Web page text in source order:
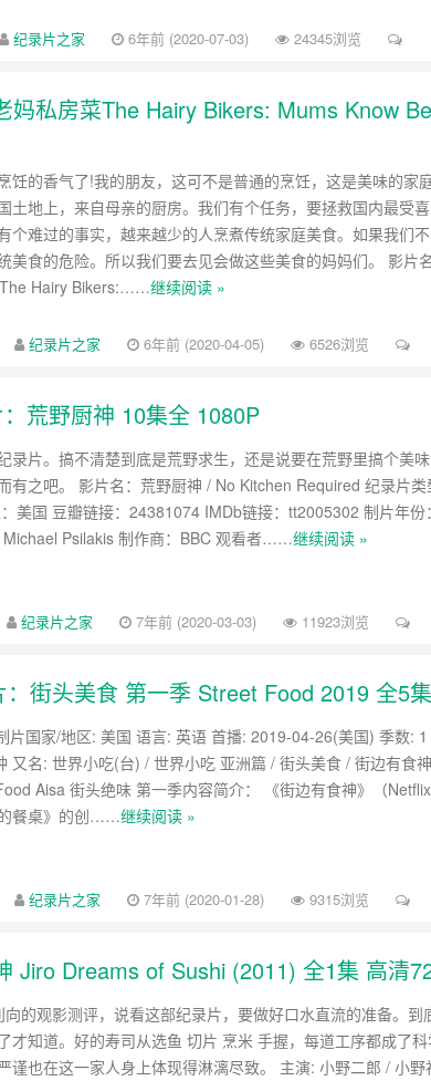
纪录片之家 6年前 (2020-07-03) 24345浏览
妈私房菜The Hairy Bikers: Mums Know
饪的香气了!我的朋友，这可不是普通的烹饪，这是美味的家
土地上，来自母亲的厨房。我们有个任务，要拯救国内最受
个难过的事实，越来越少的人烹煮传统家庭美食。如果我们
美食的危险。所以我们要去见会做这些美食的妈妈们。 影片
Hairy Bikers:……继续阅读 »
纪录片之家 6年前 (2020-04-05) 6526浏览
荒野厨神 10集全 1080P
录片。搞不清楚到底是荒野求生，还是说要在荒野里搞个美
有之吧。 影片名：荒野厨神 / No Kitchen Required 纪录片
美国 豆瓣链接：24381074 IMDb链接：tt2005302 制片年份
Michael Psilakis 制作商：BBC 观看者……继续阅读 »
纪录片之家 7年前 (2020-03-03) 11923浏览
街头美食 第一季 Street Food 2019 全5集
片国家/地区: 美国 语言: 英语 首播: 2019-04-26(美国) 季数:
又名: 世界小吃(台) / 世界小吃 亚洲篇 / 街头美食 / 街边有食
Aisa 街头绝味 第一季内容简介： 《街边有食神》（
餐桌》的创……继续阅读 »
纪录片之家 7年前 (2020-01-28) 9315浏览
Jiro Dreams of Sushi (2011) 全1集 高清
的观影测评，说看这部纪录片，要做好口水直流的准备。到
才知道。好的寿司从选鱼 切片 烹米 手握，每道工序都成了科
谨也在这一家人身上体现得淋漓尽致。 主演: 小野二郎 / 小野